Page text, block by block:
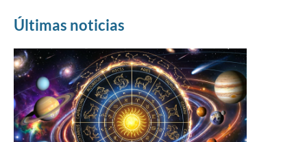
Últimas noticias